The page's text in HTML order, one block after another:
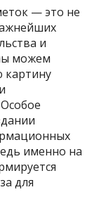
— это не
и
можем
картину
именно на
для